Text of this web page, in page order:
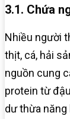
3.1. Chứa
Nhiều người
thịt, cá, hải
nguồn cung
protein từ
dư thừa năng